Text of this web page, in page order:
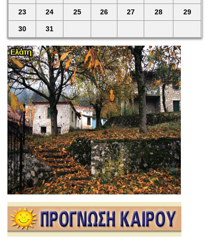
23 24 25 26 27 28 29
30 31